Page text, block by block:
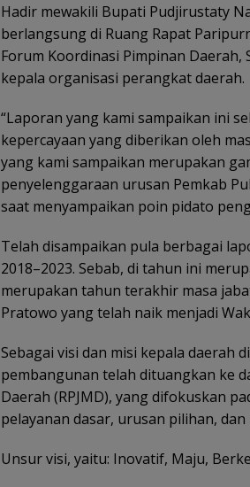
Hadir mewakili Bupati Pudjirustaty
berlangsung di Ruang Rapat
Forum Koordinasi Pimpinan
kepala organisasi perangkat daerah.
“Laporan yang kami sampaikan ini
kepercayaan yang diberikan oleh
yang kami sampaikan merupakan
penyelenggaraan urusan Pemkab
saat menyampaikan poin pidato
Telah disampaikan pula berbagai
2018–2023. Sebab, di tahun ini
merupakan tahun terakhir masa
Pratowo yang telah naik menjadi
Sebagai visi dan misi kepala daerah
pembangunan telah dituangkan ke
Daerah (RPJMD), yang difokuskan
pelayanan dasar, urusan pilihan,
Unsur visi, yaitu: Inovatif, Maju,